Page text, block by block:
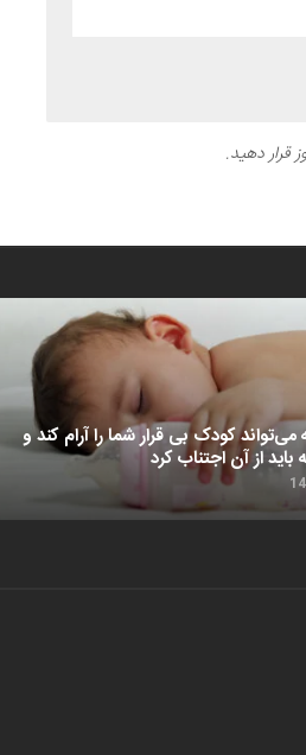
قرار دهید.
می‌تواند کودک بی قرار شما را آرام کند و
باید از آن اجتناب کرد